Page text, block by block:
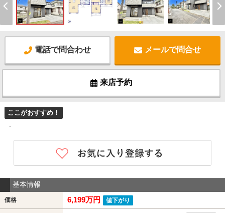
電話で問合わせ メールで問合せ
来店予約
ここがおすすめ！
-
基本情報
価格 6,199万円 値下がり